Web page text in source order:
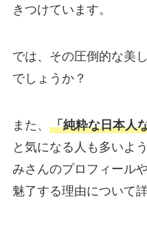
きつけています。
では、その圧倒的な美
でしょうか？
また、 「純粋な日本人
と気になる人も多いよ
みさんのプロフィール
魅了する理由について